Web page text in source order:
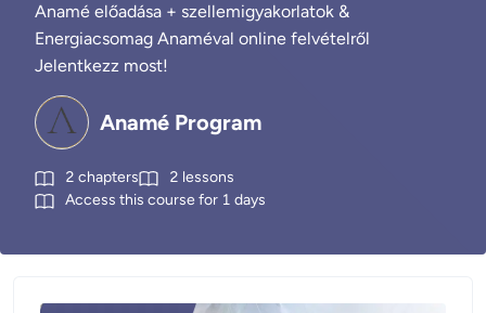
Anamé előadása + szellemigyakorlatok &
Energiacsomag Anaméval online felvételről
Jelentkezz most!
Anamé Program
2 chapters 2 lessons
Access this course for 1 days